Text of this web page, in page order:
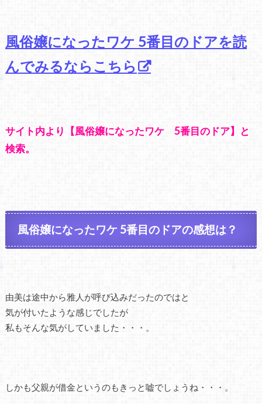
風俗嬢になったワケ 5番目のドアを読
んでみるならこちら
サイト内より【風俗嬢になったワケ 5番目のドア】と
検索。
風俗嬢になったワケ 5番目のドアの感想は？
由美は途中から雅人が呼び込みだったのではと
気が付いたような感じでしたが
私もそんな気がしていました・・・。
しかも父親が借金というのもきっと嘘でしょうね・・・。